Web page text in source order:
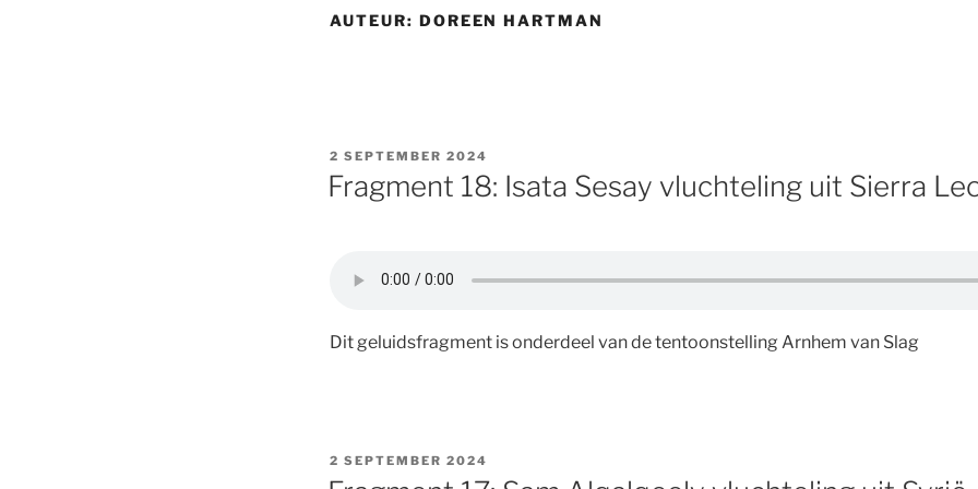
AUTEUR: DOREEN HARTMAN
GEPLAATST
OP
2 SEPTEMBER 2024
Fragment 18: Isata Sesay vluchteling uit Sierra
Dit geluidsfragment is onderdeel van de tentoonstelling Arnhem van Slag
GEPLAATST
2 SEPTEMBER 2024